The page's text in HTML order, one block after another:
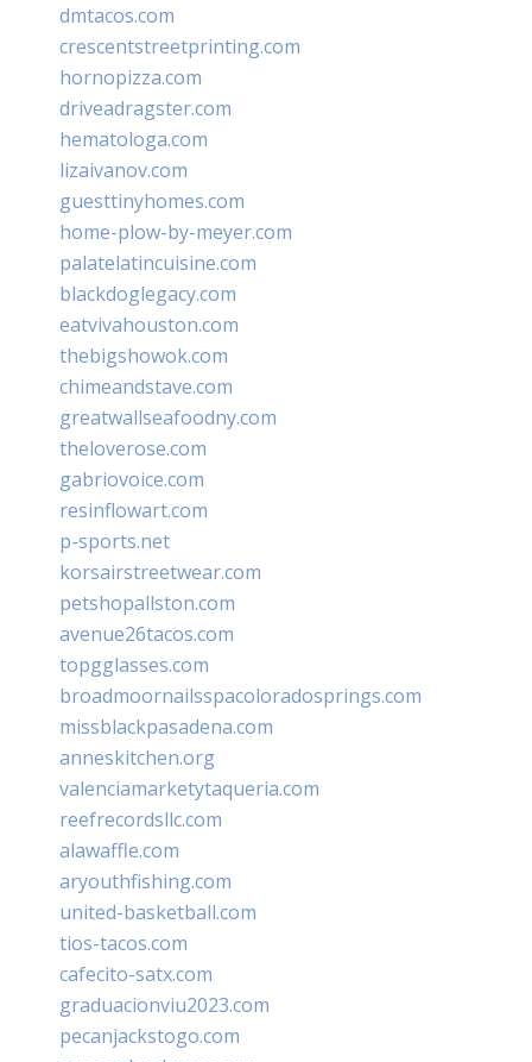
dmtacos.com
crescentstreetprinting.com
hornopizza.com
driveadragster.com
hematologa.com
lizaivanov.com
guesttinyhomes.com
home-plow-by-meyer.com
palatelatincuisine.com
blackdoglegacy.com
eatvivahouston.com
thebigshowok.com
chimeandstave.com
greatwallseafoodny.com
theloverose.com
gabriovoice.com
resinflowart.com
p-sports.net
korsairstreetwear.com
petshopallston.com
avenue26tacos.com
topgglasses.com
broadmoornailsspacoloradosprings.com
missblackpasadena.com
anneskitchen.org
valenciamarketytaqueria.com
reefrecordsllc.com
alawaffle.com
aryouthfishing.com
united-basketball.com
tios-tacos.com
cafecito-satx.com
graduacionviu2023.com
pecanjackstogo.com